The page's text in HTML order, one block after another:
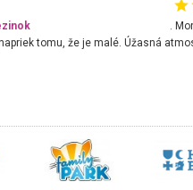
.